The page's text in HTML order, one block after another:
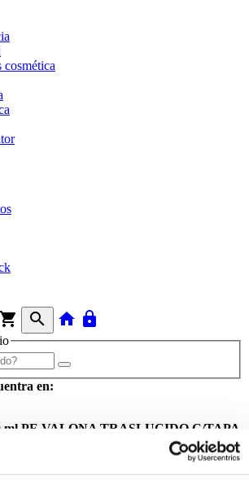
cosmética
shopping_cart search home lock
en:
ml PE VALONA TRASLUCIDO C/TAPA